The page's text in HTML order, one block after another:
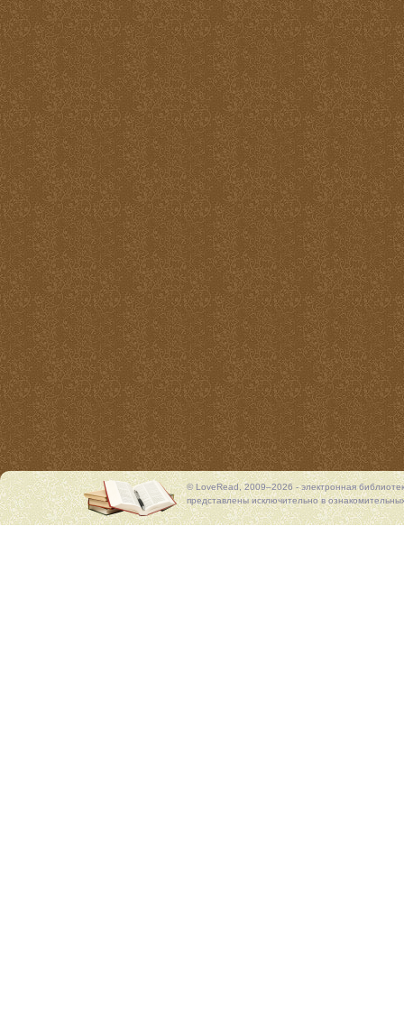
© LoveRead, 2009–2026 - электронная
представлены исключительно в